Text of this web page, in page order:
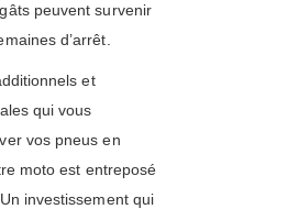
peuvent survenir
d’arrêt.
et
qui vous
vos pneus en
moto est entreposé
investissement qui